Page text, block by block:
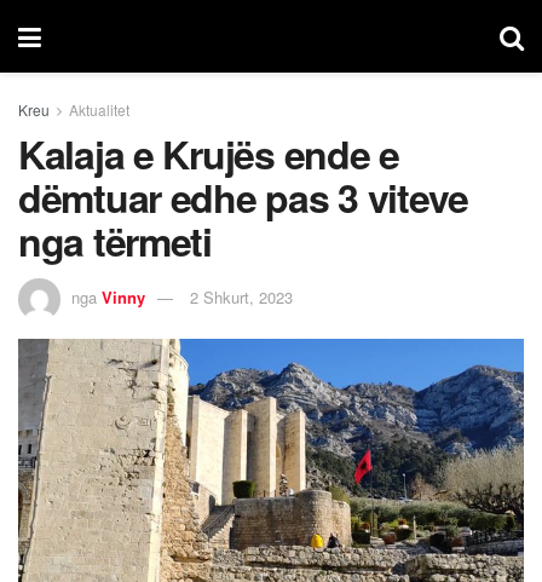
Kreu Aktualitet
Kalaja e Krujës ende e
dëmtuar edhe pas 3 viteve
nga tërmeti
nga Vinny 2 Shkurt, 2023